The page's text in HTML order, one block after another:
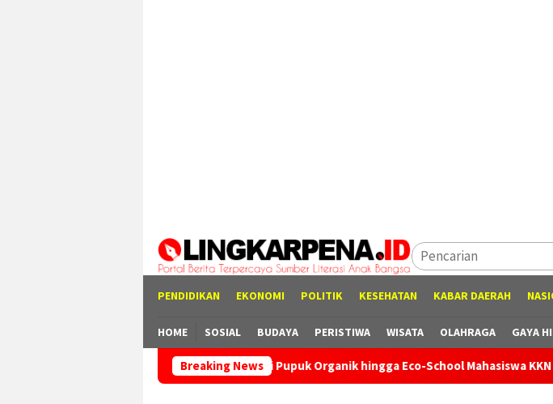
PENDIDIKAN EKONOMI POLITIK KESEHATAN KABAR DAERAH
HOME SOSIAL BUDAYA PERISTIWA WISATA OLAHRAGA GAYA
Breaking News
di Desa Sindangraja Dari Pupuk Organik hingga Eco-School Mahasiswa KKN OVOD Kelompok